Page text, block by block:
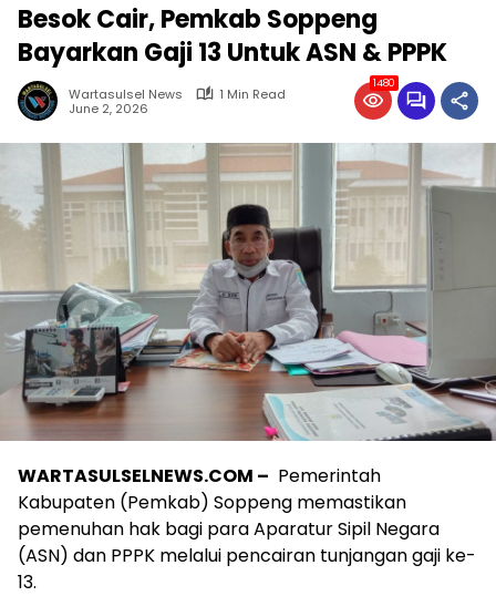
Besok Cair, Pemkab Soppeng
Bayarkan Gaji 13 Untuk ASN & PPPK
Wartasulsel News
1 Min Read
June 2, 2026
1480
WARTASULSELNEWS.COM – Pemerintah
Kabupaten (Pemkab) Soppeng memastikan
pemenuhan hak bagi para Aparatur Sipil Negara
(ASN) dan PPPK melalui pencairan tunjangan gaji ke-
13.